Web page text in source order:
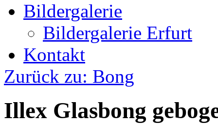
Bildergalerie
Bildergalerie Erfurt
Kontakt
Zurück zu: Bong
Illex Glasbong